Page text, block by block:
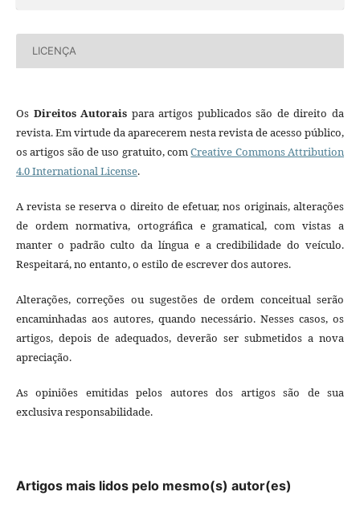
LICENÇA
Os Direitos Autorais para artigos publicados são de direito da
revista. Em virtude da aparecerem nesta revista de acesso público,
os artigos são de uso gratuito, comCreative Commons Attribution
4.0 International License.
A revista se reserva o direito de efetuar, nos originais, alterações
de ordem normativa, ortográfica e gramatical, com vistas a
manter o padrão culto da língua e a credibilidade do veículo.
Respeitará, no entanto, o estilo de escrever dos autores.
Alterações, correções ou sugestões de ordem conceitual serão
encaminhadas aos autores, quando necessário. Nesses casos, os
artigos, depois de adequados, deverão ser submetidos a nova
apreciação.
As opiniões emitidas pelos autores dos artigos são de sua
exclusiva responsabilidade.
Artigos mais lidos pelo mesmo(s) autor(es)